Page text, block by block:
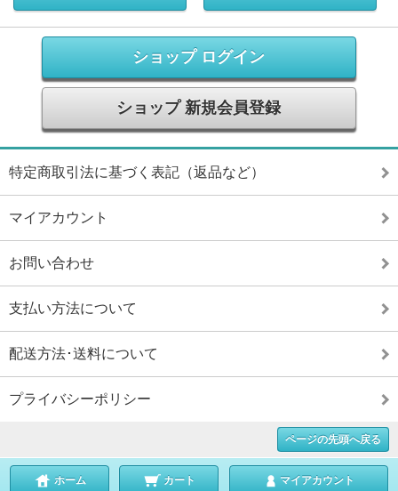
ショップ ログイン
ショップ 新規会員登録
特定商取引法に基づく表記（返品など）
マイアカウント
お問い合わせ
支払い方法について
配送方法･送料について
プライバシーポリシー
ページの先頭へ戻る
ホーム カート マイアカウント